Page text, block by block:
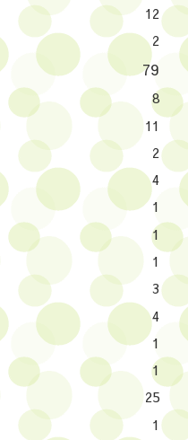
12
2
79
8
11
2
4
1
1
1
3
4
1
1
25
1